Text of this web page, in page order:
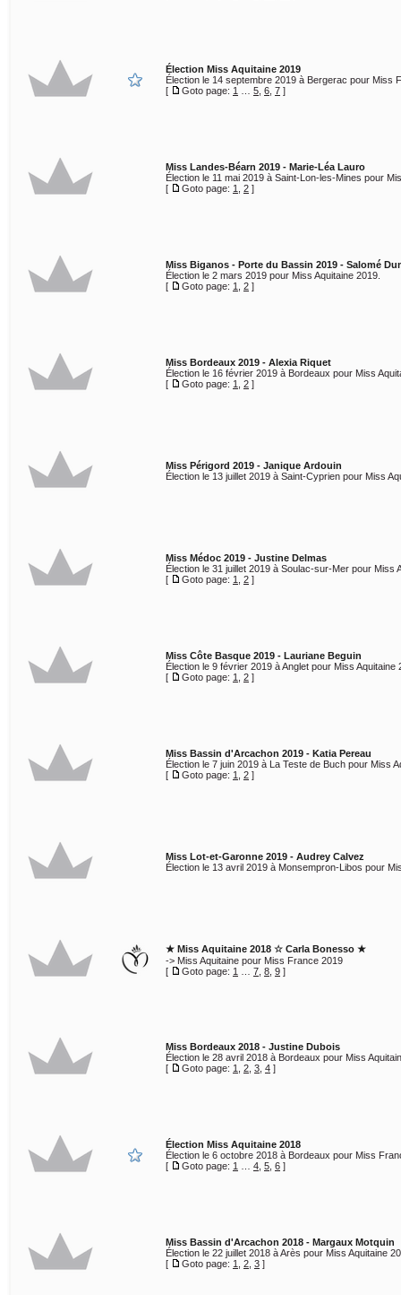
Élection Miss Aquitaine 2019
Élection le 14 septembre 2019 à Bergerac pour Miss
[
Goto page: 1 5 6 7 ]
Miss Landes-Béarn 2019 - Marie-Léa Lauro
Élection le 11 mai 2019 à Saint-Lon-les-Mines pour
[
Goto page: 1 2 ]
Miss Biganos - Porte du Bassin 2019 - Salomé
Élection le 2 mars 2019 pour Miss Aquitaine 2019.
[
Goto page: 1 2 ]
Miss Bordeaux 2019 - Alexia Riquet
Élection le 16 février 2019 à Bordeaux pour Miss
[
Goto page: 1 2 ]
Miss Périgord 2019 - Janique Ardouin
Élection le 13 juillet 2019 à Saint-Cyprien pour Miss
Miss Médoc 2019 - Justine Delmas
Élection le 31 juillet 2019 à Soulac-sur-Mer pour Miss
[
Goto page: 1 2 ]
Miss Côte Basque 2019 - Lauriane Beguin
Élection le 9 février 2019 à Anglet pour Miss Aquitaine
[
Goto page: 1 2 ]
Miss Bassin d'Arcachon 2019 - Katia Pereau
Élection le 7 juin 2019 à La Teste de Buch pour Miss
[
Goto page: 1 2 ]
Miss Lot-et-Garonne 2019 - Audrey Calvez
Élection le 13 avril 2019 à Monsempron-Libos pour
★ Miss Aquitaine 2018 ☆ Carla Bonesso ★
-> Miss Aquitaine pour Miss France 2019
[
Goto page: 1 7 8 9 ]
Miss Bordeaux 2018 - Justine Dubois
Élection le 28 avril 2018 à Bordeaux pour Miss
[
Goto page: 1 2 3 4 ]
Élection Miss Aquitaine 2018
Élection le 6 octobre 2018 à Bordeaux pour Miss
[
Goto page: 1 4 5 6 ]
Miss Bassin d'Arcachon 2018 - Margaux Motquin
Élection le 22 juillet 2018 à Arès pour Miss Aquitaine
[
Goto page: 1 2 3 ]